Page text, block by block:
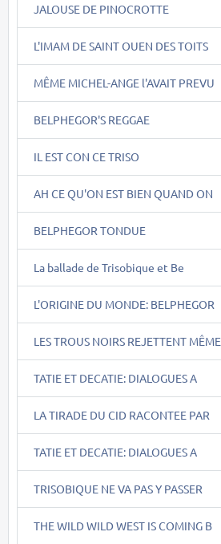
JALOUSE DE PINOCROTTE
L'IMAM DE SAINT OUEN DES TOITS
MÊME MICHEL-ANGE l'AVAIT PREVU
BELPHEGOR'S REGGAE
IL EST CON CE TRISO
AH CE QU'ON EST BIEN QUAND ON
BELPHEGOR TONDUE
La ballade de Trisobique et Be
L'ORIGINE DU MONDE: BELPHEGOR
LES TROUS NOIRS REJETTENT MÊME
TATIE ET DECATIE: DIALOGUES A
LA TIRADE DU CID RACONTEE PAR
TATIE ET DECATIE: DIALOGUES A
TRISOBIQUE NE VA PAS Y PASSER
THE WILD WILD WEST IS COMING B